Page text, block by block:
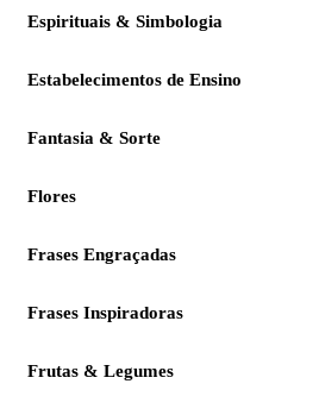
Espirituais & Simbologia
Estabelecimentos de Ensino
Fantasia & Sorte
Flores
Frases Engraçadas
Frases Inspiradoras
Frutas & Legumes